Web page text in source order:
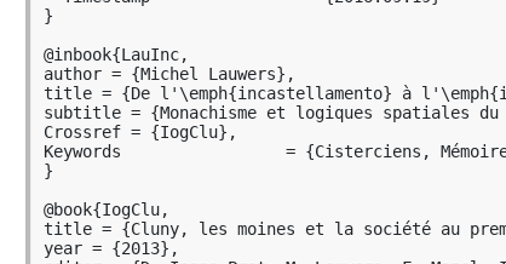
\newbibmacro{inbookwithoutcrossref}{%
  \usebibmacro{bybookauthor}%
  \newunit\newblock
  \usebibmacro{maintitle+booktitle}%
  \newunit\newblock
  \usebibmacro{byeditor+others}%
  \newunit\newblock
  \printfield{edition}%
  \newunit
  \iffieldundef{maintitle}
    {\printfield{volume}%
     \printfield{part}}
    {}%
}
@inbook{LauInc,
author = {Michel Lauwers},
title = {De l'\emph{incastellamento} à
subtitle = {Monachisme et logiques spatiales du
Crossref = {IogClu},
Keywords                 = {Cisterciens,
}
@book{IogClu,
title = {Cluny, les moines et la société au
year = {2013},